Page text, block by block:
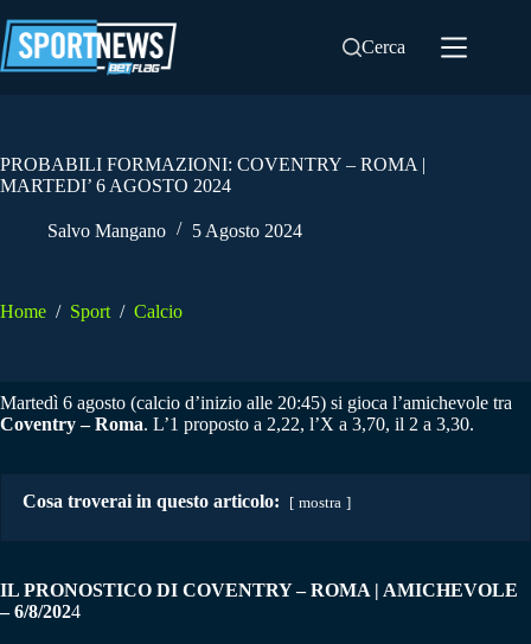
al
contenuto
Cerca
PROBABILI FORMAZIONI: COVENTRY – ROMA |
MARTEDI’ 6 AGOSTO 2024
Salvo Mangano 5 Agosto 2024
Home / Sport / Calcio
Martedì 6 agosto (calcio d’inizio alle 20:45) si gioca l’amichevole tra
Coventry – Roma. L’1 proposto a 2,22, l’X a 3,70, il 2 a 3,30.
Cosa troverai in questo articolo: mostra
IL PRONOSTICO DI COVENTRY – ROMA | AMICHEVOLE
– 6/8/2024